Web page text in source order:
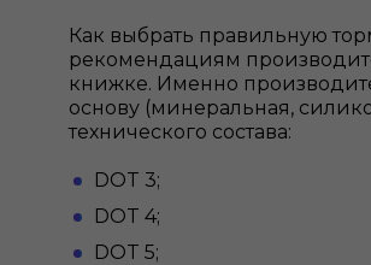
Как выбрать правильную
рекомендациям
книжке. Именно
основу (минеральная,
технического состава:
DOT 3;
DOT 4;
DOT 5;